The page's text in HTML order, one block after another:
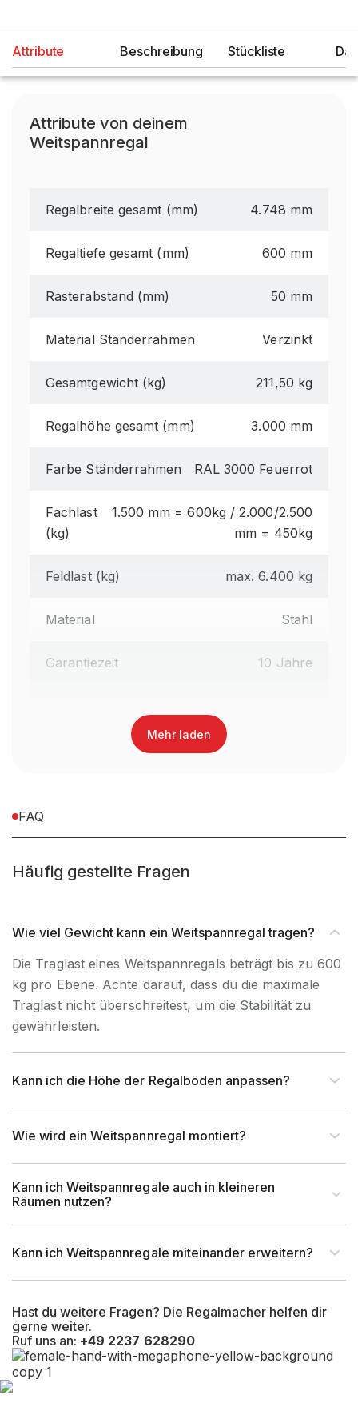
Attribute Beschreibung Stückliste
Attribute von deinem
Weitspannregal
Regalbreite gesamt (mm) 4.748 mm
Regaltiefe gesamt (mm) 600 mm
Rasterabstand (mm) 50 mm
Material Ständerrahmen Verzinkt
Gesamtgewicht (kg) 211,50 kg
Regalhöhe gesamt (mm) 3.000 mm
Farbe Ständerrahmen RAL 3000 Feuerrot
Fachlast
(kg)
1.500 mm = 600kg / 2.000/2.500
mm = 450kg
Feldlast (kg) max. 6.400 kg
Material Stahl
Garantiezeit 10 Jahre
Nein, Verwendung
Befestigungsart Boden- & Wandbefestigung
Mehr laden
FAQ
Häufig gestellte Fragen
Hast du weitere Fragen? Die Regalmacher helfen dir
gerne weiter.
Ruf uns an: +49 2237 628290
Wie viel Gewicht kann ein Weitspannregal tragen?
Die Traglast eines Weitspannregals beträgt bis zu 600
kg pro Ebene. Achte darauf, dass du die maximale
Traglast nicht überschreitest, um die Stabilität zu
gewährleisten.
Kann ich die Höhe der Regalböden anpassen?
Wie wird ein Weitspannregal montiert?
Kann ich Weitspannregale auch in kleineren
Räumen nutzen?
Kann ich Weitspannregale miteinander erweitern?